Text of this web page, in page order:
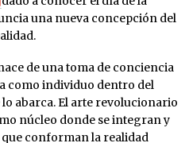
una nueva concepción del
de una toma de conciencia
como individuo dentro del
abarca. El arte revolucionario
núcleo donde se integran y
conforman la realidad